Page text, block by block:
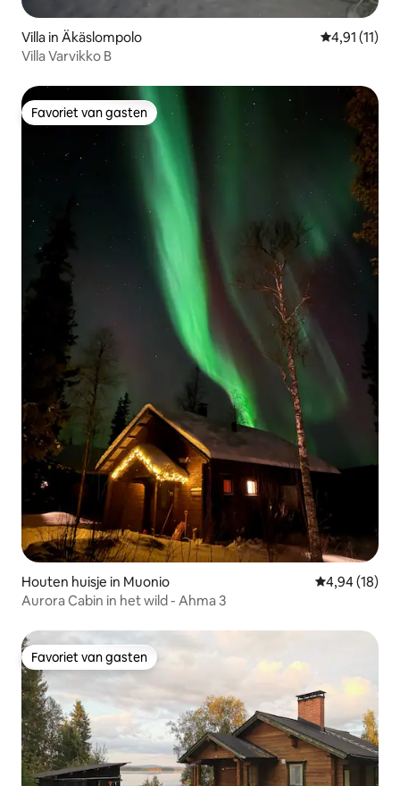
Villa in Äkäslompolo Gemiddelde
4,91 (11)
Villa Varvikko B
Favoriet van gasten
Favoriet van gasten
Houten huisje in Muonio Gemiddelde
4,94 (18)
Aurora Cabin in het wild - Ahma 3
Favoriet van gasten
Favoriet van gasten